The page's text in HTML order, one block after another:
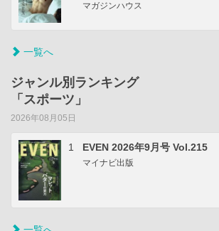
マガジンハウス
一覧へ
ジャンル別ランキング
「スポーツ」
2026年08月05日
1 EVEN 2026年9月号 Vol.215
マイナビ出版